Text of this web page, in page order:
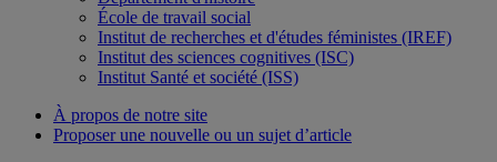
École de travail social
Institut de recherches et d'études féministes (IREF)
Institut des sciences cognitives (ISC)
Institut Santé et société (ISS)
À propos de notre site
Proposer une nouvelle ou un sujet d’article